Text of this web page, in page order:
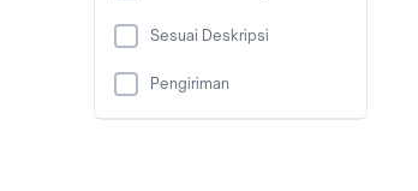
Sesuai Deskripsi
Pengiriman